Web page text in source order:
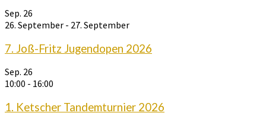
Sep. 26
26. September - 27. September
7. Joß-Fritz Jugendopen 2026
Sep. 26
10:00 - 16:00
1. Ketscher Tandemturnier 2026